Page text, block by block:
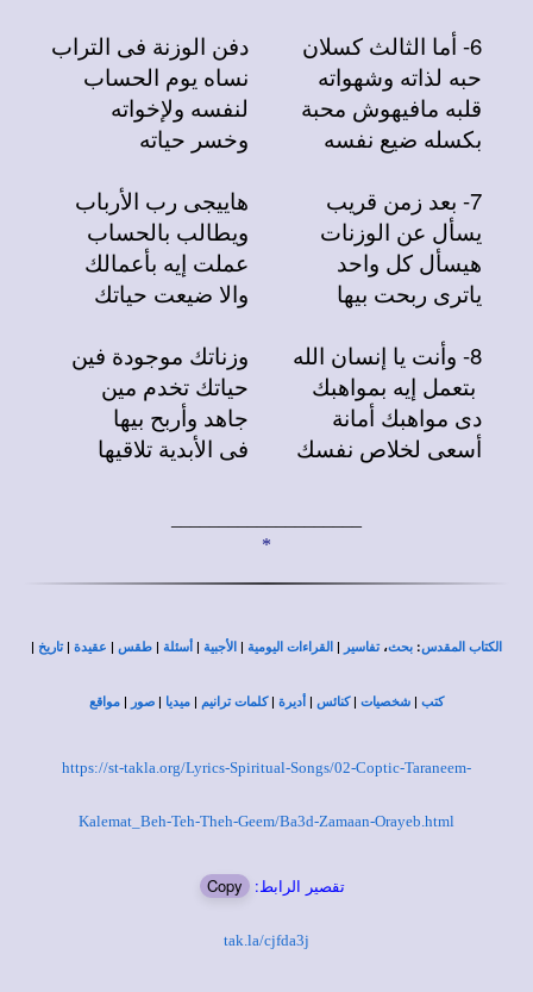
دفن الوزنة فى التراب
نساه يوم الحساب
لنفسه ولإخواته
وخسر حياته
هاييجى رب الأرباب
ويطالب بالحساب
عملت إيه بأعمالك
والا ضيعت حياتك
وزناتك موجودة فين
حياتك تخدم مين
جاهد وأربح بيها
فى الأبدية تلاقيها
6- أما الثالث كسلان
حبه لذاته وشهواته
قلبه مافيهوش محبة
بكسله ضيع نفسه
7- بعد زمن قريب
يسأل عن الوزنات
هيسأل كل واحد
ياترى ربحت بيها
8- وأنت يا إنسان الله
بتعمل إيه بمواهبك
دى مواهبك أمانة
أسعى لخلاص نفسك
*
الكتاب المقدس: بحث،تفاسير | القراءات اليومية | الأجبية | أسئلة | طقس | عقيدة |تاريخ |
كتب | شخصيات |كنائس | أديرة |كلمات ترانيم | ميديا | صور | مواقع
https://st-takla.org/Lyrics-Spiritual-Songs/02-Coptic-Taraneem-
Kalemat_Beh-Teh-Theh-Geem/Ba3d-Zamaan-Orayeb.html
تقصير الرابط: Copy
tak.la/cjfda3j